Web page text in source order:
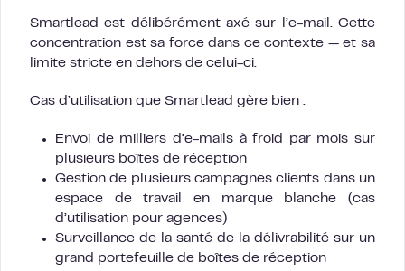
Smartlead est délibérément axé sur l’e-mail. Cette
concentration est sa force dans ce contexte — et sa
limite stricte en dehors de celui-ci.
Cas d’utilisation que Smartlead gère bien :
Envoi de milliers d’e-mails à froid par mois sur
plusieurs boîtes de réception
Gestion de plusieurs campagnes clients dans un
espace de travail en marque blanche (cas
d’utilisation pour agences)
Surveillance de la santé de la délivrabilité sur un
grand portefeuille de boîtes de réception